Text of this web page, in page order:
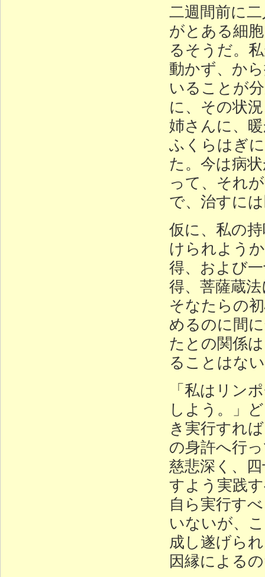
二週間前に
がとある細
るそうだ。
動かず、か
いることが
に、その状
姉さんに、
ふくらはぎ
た。今は病
って、それ
で、治すに
仮に、私の
けられよう
得、および
得、菩薩蔵
そなたらの
めるのに間
たとの関係
ることはな
「私はリン
しよう。」
き実行すれ
の身許へ行
慈悲深く、
すよう実践
自ら実行す
いないが、
成し遂げら
因縁による